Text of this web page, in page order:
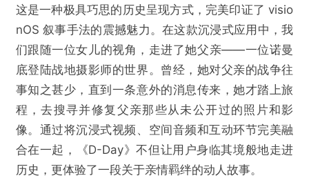
这是一种极具巧思的历史呈现方式，完美印证了 visio
nOS 叙事手法的震撼魅力。在这款沉浸式应用中，我
们跟随一位女儿的视角，走进了她父亲——一位诺曼
底登陆战地摄影师的世界。曾经，她对父亲的战争往
事知之甚少，直到一条意外的消息传来，她才踏上旅
程，去搜寻并修复父亲那些从未公开过的照片和影
像。通过将沉浸式视频、空间音频和互动环节完美融
合在一起，《D-Day》不但让用户身临其境般地走进
历史，更体验了一段关于亲情羁绊的动人故事。